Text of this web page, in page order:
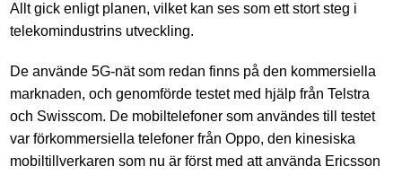
Allt gick enligt planen, vilket kan ses som ett stort steg i
telekomindustrins utveckling.
De använde 5G-nät som redan finns på den kommersiella
marknaden, och genomförde testet med hjälp från Telstra
och Swisscom. De mobiltelefoner som användes till testet
var förkommersiella telefoner från Oppo, den kinesiska
mobiltillverkaren som nu är först med att använda Ericsson